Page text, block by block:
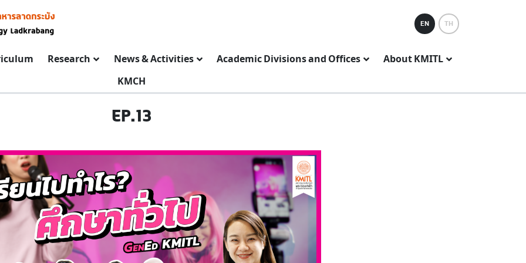
EN TH
Research News & Activities Academic Divisions and Offices
About KMITL
KMCH
EP.13